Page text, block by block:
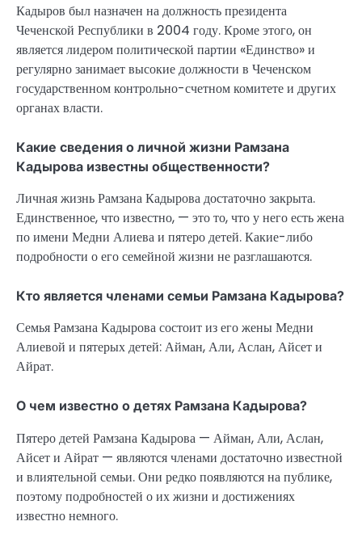
Кадыров был назначен на должность президента
Чеченской Республики в 2004 году. Кроме этого, он
является лидером политической партии «Единство» и
регулярно занимает высокие должности в Чеченском
государственном контрольно-счетном комитете и других
органах власти.
Какие сведения о личной жизни Рамзана
Кадырова известны общественности?
Личная жизнь Рамзана Кадырова достаточно закрыта.
Единственное, что известно, — это то, что у него есть жена
по имени Медни Алиева и пятеро детей. Какие-либо
подробности о его семейной жизни не разглашаются.
Кто является членами семьи Рамзана Кадырова?
Семья Рамзана Кадырова состоит из его жены Медни
Алиевой и пятерых детей: Айман, Али, Аслан, Айсет и
Айрат.
О чем известно о детях Рамзана Кадырова?
Пятеро детей Рамзана Кадырова — Айман, Али, Аслан,
Айсет и Айрат — являются членами достаточно известной
и влиятельной семьи. Они редко появляются на публике,
поэтому подробностей о их жизни и достижениях
известно немного.